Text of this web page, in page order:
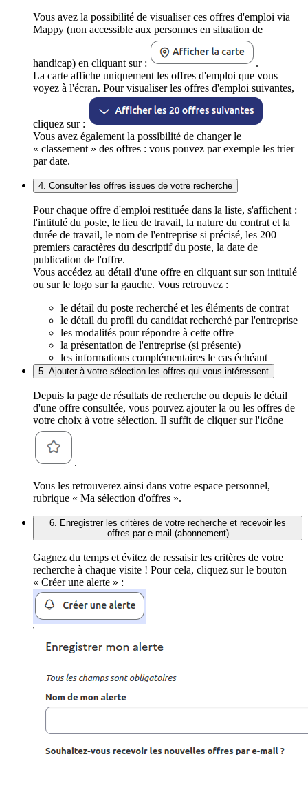
Vous avez la possibilité de visualiser ces offres d'emploi via
Mappy (non accessible aux personnes en situation de
handicap) en cliquant sur :
.
La carte affiche uniquement les offres d'emploi que vous
voyez à l'écran. Pour visualiser les offres d'emploi suivantes,
cliquez sur :
Vous avez également la possibilité de changer le
« classement » des offres : vous pouvez par exemple les trier
par date.
4. Consulter les offres issues de votre recherche
Pour chaque offre d'emploi restituée dans la liste, s'affichent :
l'intitulé du poste, le lieu de travail, la nature du contrat et la
durée de travail, le nom de l'entreprise si précisé, les 200
premiers caractères du descriptif du poste, la date de
publication de l'offre.
Vous accédez au détail d'une offre en cliquant sur son intitulé
ou sur le logo sur la gauche. Vous retrouvez :
le détail du poste recherché et les éléments de contrat
le détail du profil du candidat recherché par l'entreprise
les modalités pour répondre à cette offre
la présentation de l'entreprise (si présente)
les informations complémentaires le cas échéant
5. Ajouter à votre sélection les offres qui vous intéressent
Depuis la page de résultats de recherche ou depuis le détail
d'une offre consultée, vous pouvez ajouter la ou les offres de
votre choix à votre sélection. Il suffit de cliquer sur l'icône
.
Vous les retrouverez ainsi dans votre espace personnel,
rubrique « Ma sélection d'offres ».
6. Enregistrer les critères de votre recherche et recevoir les
offres par e-mail (abonnement)
Gagnez du temps et évitez de ressaisir les critères de votre
recherche à chaque visite ! Pour cela, cliquez sur le bouton
« Créer une alerte » :